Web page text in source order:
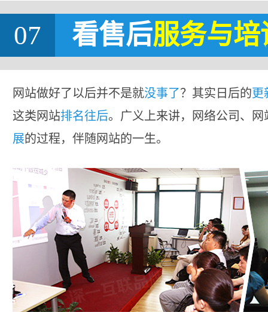
07 看售后服务与培
网站做好了以后并不是就没事了？其实日后的更
这类网站排名往后。广义上来讲，网络公司、
展的过程，伴随网站的一生。